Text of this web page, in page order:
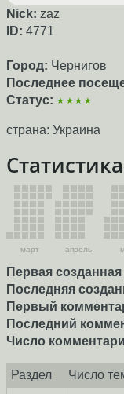
Nick: zaz
ID: 4771
Город: Чернигов
Последнее
Статус: ★★★★
страна: Украина
Статистика
март апрель
Первая
Последняя
Первый
Последний
Число
Раздел
Число